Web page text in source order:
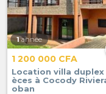
1 année
1 200 000 CFA
Location villa duplex
èces à Cocody
oban